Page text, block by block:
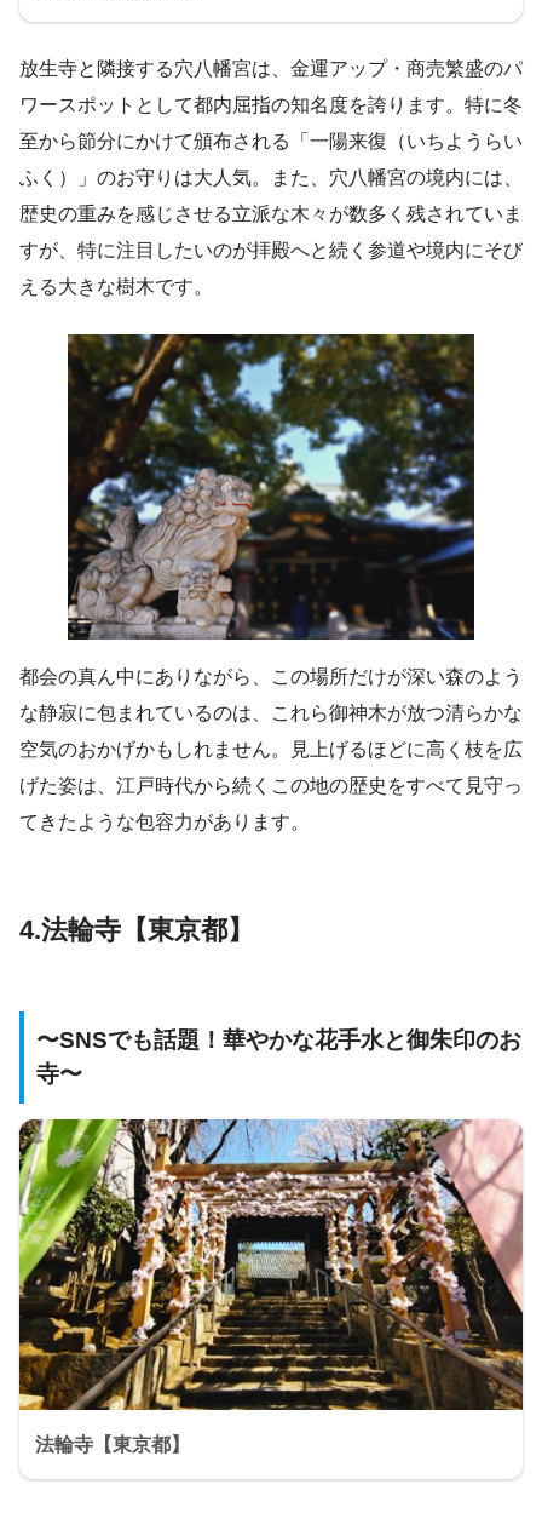
放生寺と隣接する穴八幡宮は、金運アップ・商売繁盛のパ
ワースポットとして都内屈指の知名度を誇ります。特に冬
至から節分にかけて頒布される「一陽来復（いちようらい
ふく）」のお守りは大人気。また、穴八幡宮の境内には、
歴史の重みを感じさせる立派な木々が数多く残されていま
すが、特に注目したいのが拝殿へと続く参道や境内にそび
える大きな樹木です。
都会の真ん中にありながら、この場所だけが深い森のよう
な静寂に包まれているのは、これら御神木が放つ清らかな
空気のおかげかもしれません。見上げるほどに高く枝を広
げた姿は、江戸時代から続くこの地の歴史をすべて見守っ
てきたような包容力があります。
4.法輪寺【東京都】
〜SNSでも話題！華やかな花手水と御朱印のお
寺〜
法輪寺【東京都】